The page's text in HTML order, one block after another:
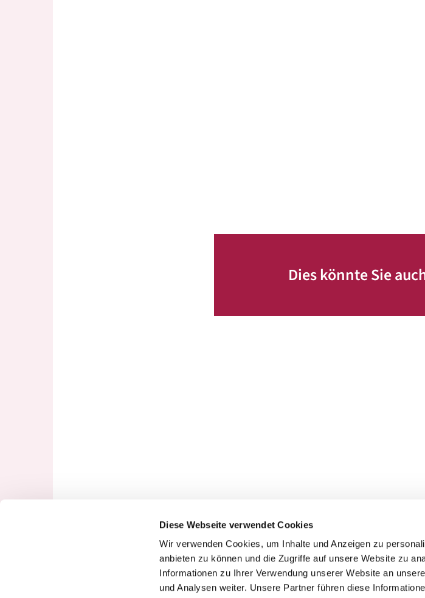
Diese Webseite verwendet Cookies
Wir verwenden Cookies, um Inhalte und Anzeigen zu
anbieten zu können und die Zugriffe auf unsere Website zu
Informationen zu Ihrer Verwendung unserer Website an
und Analysen weiter. Unsere Partner führen diese
Dies könnte Sie
Kontaktinformationen